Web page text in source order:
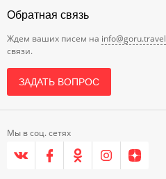
Обратная связь
Ждем ваших писем на info@goru.travel
связи.
ЗАДАТЬ ВОПРОС
Мы в соц. сетях